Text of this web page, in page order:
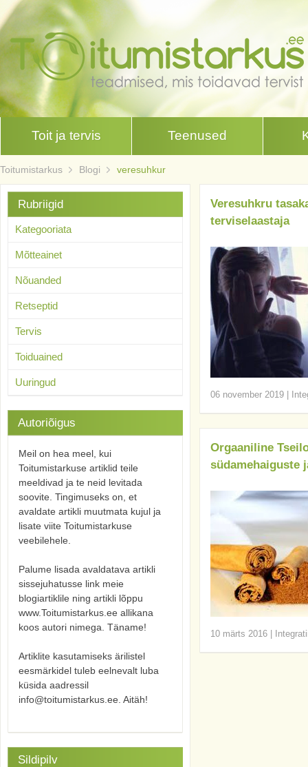
Toit ja tervis Teenused
Toitumistarkus Blogi veresuhkur
Veresuhkru
terviselaastaja
06 november 2019
Orgaaniline
südamehaiguste
10 märts 2016
Rubriigid
Kategooriata
Mõtteainet
Nõuanded
Retseptid
Tervis
Toiduained
Uuringud
Autoriõigus
Meil on hea meel, kui
Toitumistarkuse artiklid teile
meeldivad ja te neid levitada
soovite. Tingimuseks on, et
avaldate artikli muutmata kujul ja
lisate viite Toitumistarkuse
veebilehele.
Palume lisada avaldatava artikli
sissejuhatusse link meie
blogiartiklile ning artikli lõppu
www.Toitumistarkus.ee allikana
koos autori nimega. Täname!
Artiklite kasutamiseks ärilistel
eesmärkidel tuleb eelnevalt luba
küsida aadressil
info@toitumistarkus.ee. Aitäh!
Sildipilv